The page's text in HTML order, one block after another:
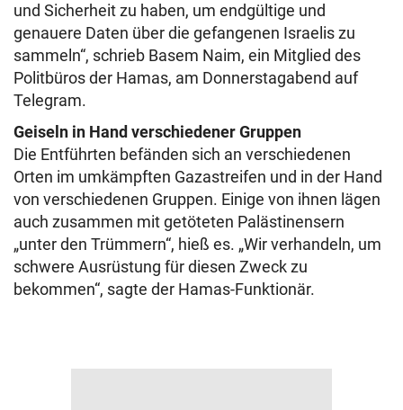
und Sicherheit zu haben, um endgültige und
genauere Daten über die gefangenen Israelis zu
sammeln“, schrieb Basem Naim, ein Mitglied des
Politbüros der Hamas, am Donnerstagabend auf
Telegram.
Geiseln in Hand verschiedener Gruppen
Die Entführten befänden sich an verschiedenen
Orten im umkämpften Gazastreifen und in der Hand
von verschiedenen Gruppen. Einige von ihnen lägen
auch zusammen mit getöteten Palästinensern
„unter den Trümmern“, hieß es. „Wir verhandeln, um
schwere Ausrüstung für diesen Zweck zu
bekommen“, sagte der Hamas-Funktionär.